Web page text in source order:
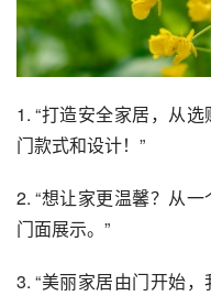
1. “打造安全家居，从
门款式和设计！”
2. “想让家更温馨？从
门面展示。”
3. “美丽家居由门开始